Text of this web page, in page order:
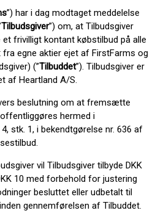
”) har i dag modtaget meddelelse
Tilbudsgiver”) om, at Tilbudsgiver
frivilligt kontant købstilbud på alle
egne aktier ejet af FirstFarms og
(”Tilbuddet”). Tilbudsgiver er
af Heartland A/S.
beslutning om at fremsætte
hermed i
stk. 1, i bekendtgørelse nr. 636 af
vil Tilbudsgiver tilbyde DKK
10 med forbehold for justering
besluttet eller udbetalt til
gennemførelsen af Tilbuddet.